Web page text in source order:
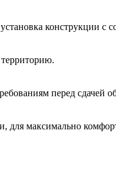
конструкции с
перед сдачей
для максимально